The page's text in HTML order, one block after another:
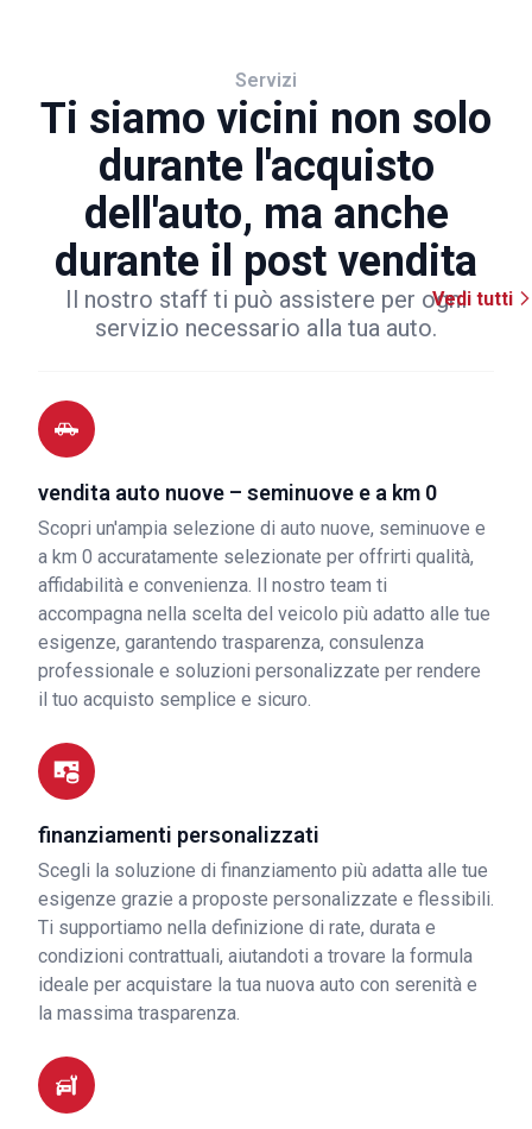
Servizi
Ti siamo vicini non solo
durante l'acquisto
dell'auto, ma anche
durante il post vendita
Il nostro staff ti può assistere per ogni
servizio necessario alla tua auto.
Vedi tutti
vendita auto nuove – seminuove e a km 0
Scopri un'ampia selezione di auto nuove, seminuove e
a km 0 accuratamente selezionate per offrirti qualità,
affidabilità e convenienza. Il nostro team ti
accompagna nella scelta del veicolo più adatto alle tue
esigenze, garantendo trasparenza, consulenza
professionale e soluzioni personalizzate per rendere
il tuo acquisto semplice e sicuro.
finanziamenti personalizzati
Scegli la soluzione di finanziamento più adatta alle tue
esigenze grazie a proposte personalizzate e flessibili.
Ti supportiamo nella definizione di rate, durata e
condizioni contrattuali, aiutandoti a trovare la formula
ideale per acquistare la tua nuova auto con serenità e
la massima trasparenza.